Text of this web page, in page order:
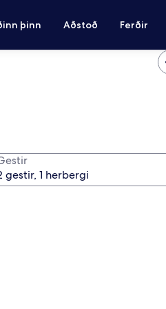
þinn Aðstoð Ferðir